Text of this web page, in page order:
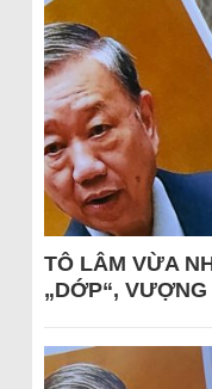
TÔ LÂM VỪA
„DỚP“,